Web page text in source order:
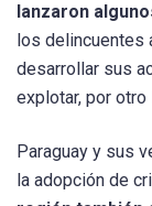
lanzaron
los delincuentes
desarrollar sus
explotar, por
Paraguay y sus
la adopción de